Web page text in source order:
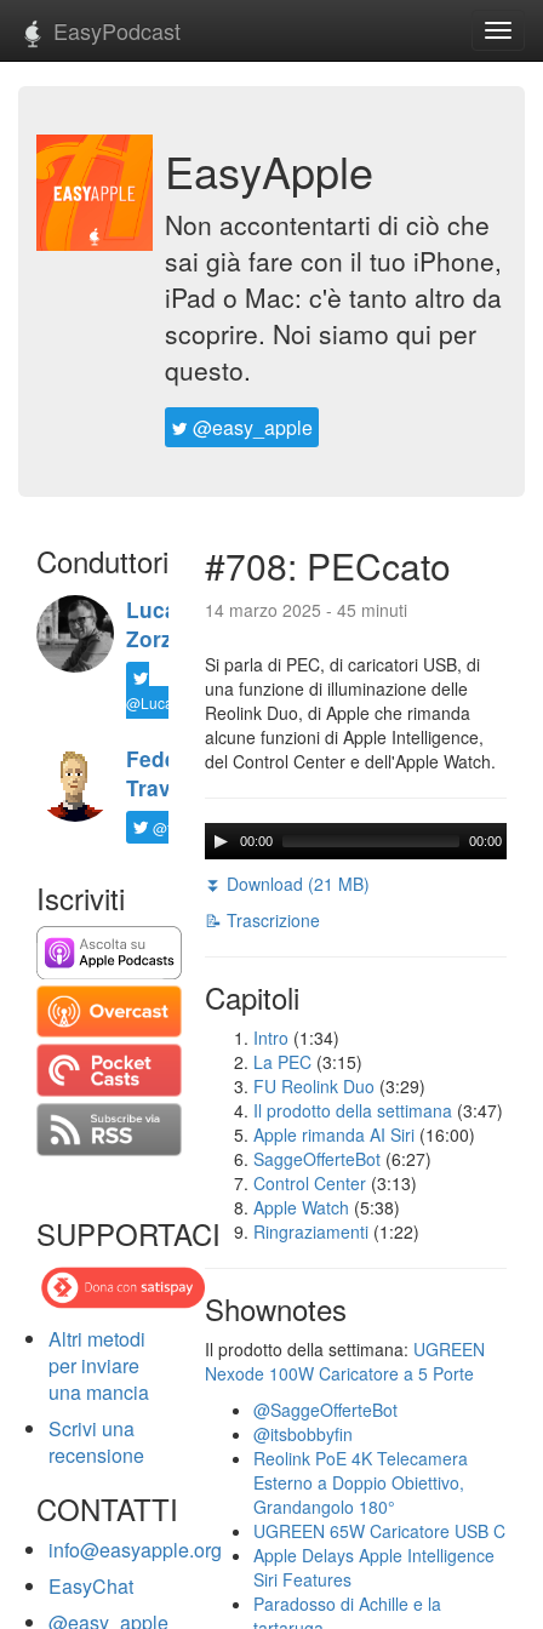
EasyPodcast
EasyApple
Non accontentarti di ciò che
sai già fare con il tuo iPhone,
iPad o Mac: c'è tanto altro da
scoprire. Noi siamo qui per
questo.
@easy_apple
Conduttori
Luca
Zorzi
@LucaTNT
Federico
Travaini
@ftrava
Iscriviti
SUPPORTACI
Altri metodi
per inviare
una mancia
Scrivi una
recensione
CONTATTI
info@easyapple.org
EasyChat
@easy_apple
#708: PECcato
14 marzo 2025 - 45 minuti
Si parla di PEC, di caricatori USB, di
una funzione di illuminazione delle
Reolink Duo, di Apple che rimanda
alcune funzioni di Apple Intelligence,
del Control Center e dell'Apple Watch.
00:00 00:00
⏬ Download (21 MB)
📝 Trascrizione
Capitoli
Intro (1:34)
La PEC (3:15)
FU Reolink Duo (3:29)
Il prodotto della settimana (3:47)
Apple rimanda AI Siri (16:00)
SaggeOfferteBot (6:27)
Control Center (3:13)
Apple Watch (5:38)
Ringraziamenti (1:22)
Shownotes
Il prodotto della settimana: UGREEN
Nexode 100W Caricatore a 5 Porte
@SaggeOfferteBot
@itsbobbyfin
Reolink PoE 4K Telecamera
Esterno a Doppio Obiettivo,
Grandangolo 180°
UGREEN 65W Caricatore USB C
Apple Delays Apple Intelligence
Siri Features
Paradosso di Achille e la